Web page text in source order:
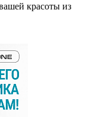
красоты из